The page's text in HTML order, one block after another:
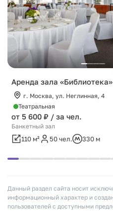
Аренда зала «Библиотека»
г. Москва, ул. Неглинная, 4
Театральная
от 5 600 ₽ / за чел.
Банкетный зал
110 м² 50 чел. 330 м
Данный раздел сайта носит
информационный характер и
пользователей с доступными